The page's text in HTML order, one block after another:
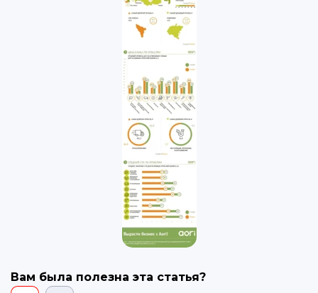
Вам была полезна эта статья?